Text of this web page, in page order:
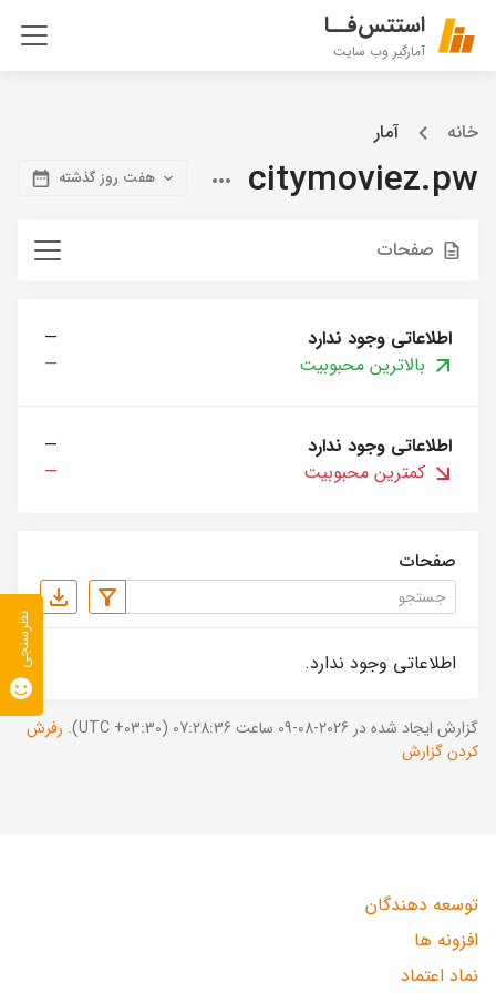
استتس‌فــا
آمارگیر وب سایت
خانه آمار
citymoviez.pw هفت روز گذشته
صفحات
اطلاعاتی وجود ندارد
—
بالاترین محبوبیت
—
اطلاعاتی وجود ندارد
—
کمترین محبوبیت
—
صفحات
اطلاعاتی وجود ندارد.
گزارش ایجاد شده در 2026-08-09 ساعت 07:28:36 (UTC +03:30).
رفرش
کردن گزارش
توسعه دهندگان
افزونه ها
نماد اعتماد
نظرسنجی